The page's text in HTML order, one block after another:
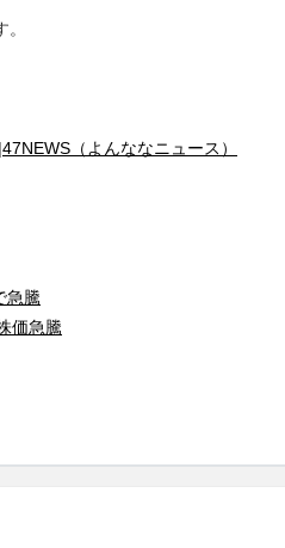
（よんななニュース）
急騰
価急騰